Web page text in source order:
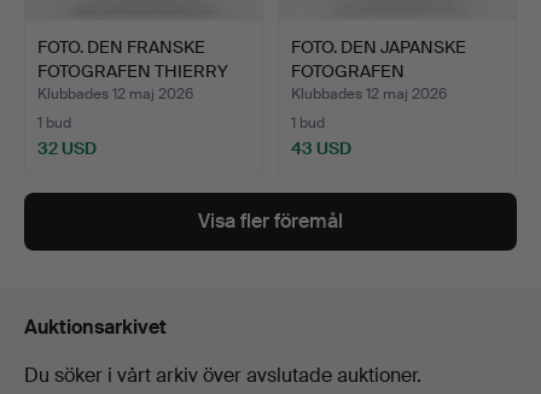
FOTO. DEN FRANSKE
FOTOGRAFEN THIERRY
LE GO…
Klubbades 12 maj 2026
1 bud
32 USD
FOTO. DEN JAPANSKE
FOTOGRAFEN
SHINOYAMA KI…
Klubbades 12 maj 2026
1 bud
43 USD
Visa fler föremål
Auktionsarkivet
Du söker i vårt arkiv över avslutade auktioner.